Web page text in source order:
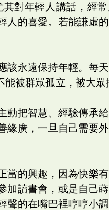
對年輕人講話，經
人的喜愛。若能謙虛
永遠保持年輕。每天
被群眾孤立，被大眾
動把智慧、經驗傳承
廣，一旦自己需要外
當的興趣，因為快樂
加讀書會，或是自己
聲的在嘴巴裡哼哼小